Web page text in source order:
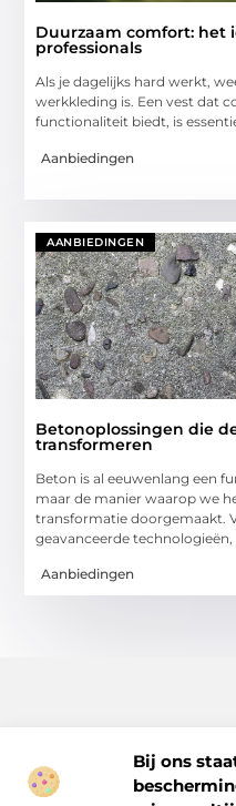
Bij ons
Duurzaam comfort: het
professionals
Als je dagelijks hard werkt,
werkkleding is. Een vest dat
functionaliteit biedt, is
Aanbiedingen
AANBIEDINGEN
Betonoplossingen die
transformeren
Beton is al eeuwenlang een
maar de manier waarop we
transformatie doorgemaakt.
geavanceerde technologieën,
Aanbiedingen
Inspiratie, tips en